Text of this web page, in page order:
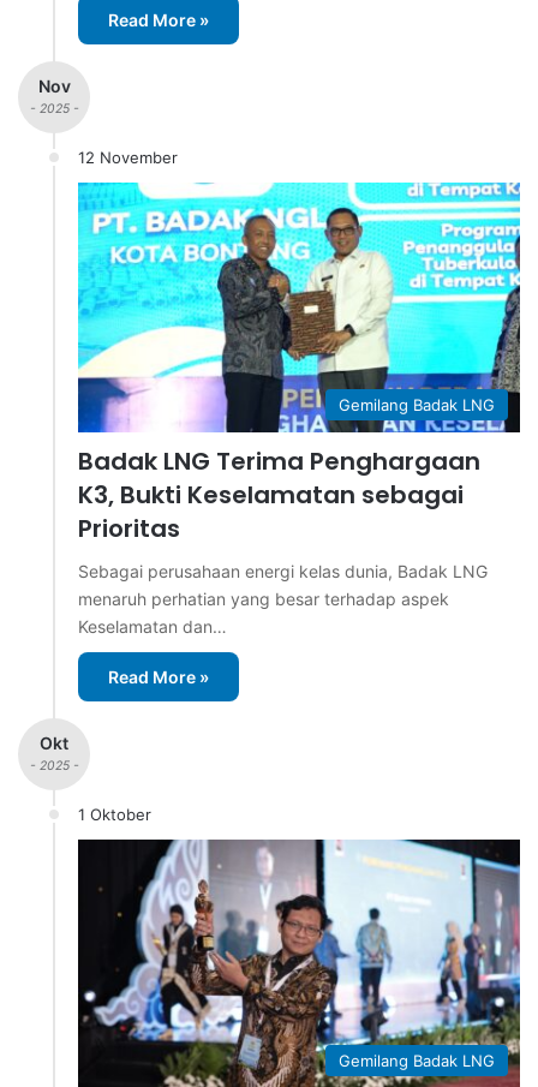
Read More »
Nov
- 2025 -
12 November
Gemilang Badak LNG
Badak LNG Terima Penghargaan
K3, Bukti Keselamatan sebagai
Prioritas
Sebagai perusahaan energi kelas dunia, Badak LNG
menaruh perhatian yang besar terhadap aspek
Keselamatan dan…
Read More »
Okt
- 2025 -
1 Oktober
Gemilang Badak LNG